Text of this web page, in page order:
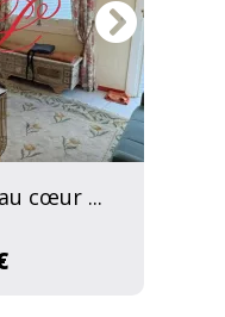
cœur ...